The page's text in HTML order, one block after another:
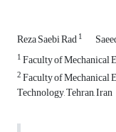
Reza Saebi Rad1
1Faculty of Mechanical
2Faculty of Mechanical
Technology, Tehran, Iran